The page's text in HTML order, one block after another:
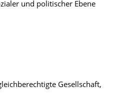
und politischer Ebene
Gesellschaft,